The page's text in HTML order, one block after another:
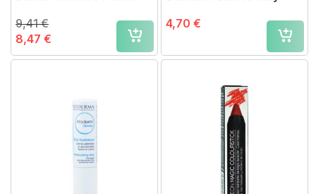
8,47 €
9,41 €
4,70 €